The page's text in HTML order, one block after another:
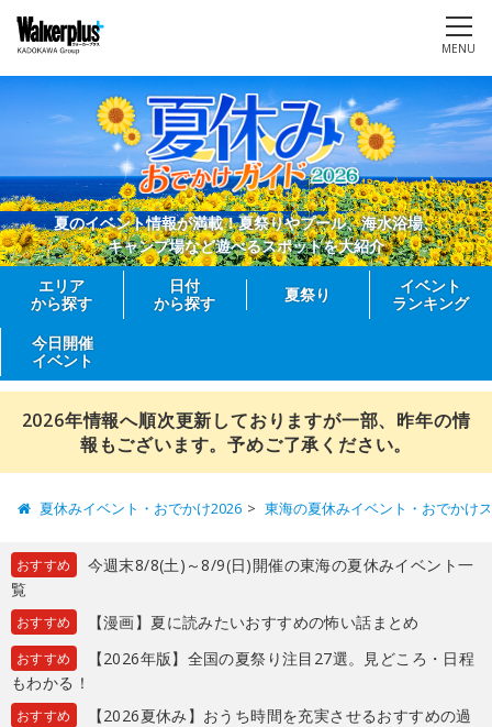
MENU
夏のイベント情報が満載！夏祭りやプール、海水浴場、
キャンプ場など遊べるスポットを大紹介
エリア
から探す
日付
から探す
夏祭り
イベント
ランキング
今日開催
イベント
2026年情報へ順次更新しておりますが一部、昨年の情
報もございます。予めご了承ください。
夏休みイベント・おでかけ2026 東海の夏休みイベント・おでかけ
おすすめ
今週末8/8(土)～8/9(日)開催の東海の夏休みイベント一
覧
おすすめ 【漫画】夏に読みたいおすすめの怖い話まとめ
おすすめ
【2026年版】全国の夏祭り注目27選。見どころ・日程
もわかる！
おすすめ
【2026夏休み】おうち時間を充実させるおすすめの過